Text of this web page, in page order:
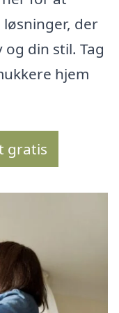
der
din stil. Tag
hjem
gratis